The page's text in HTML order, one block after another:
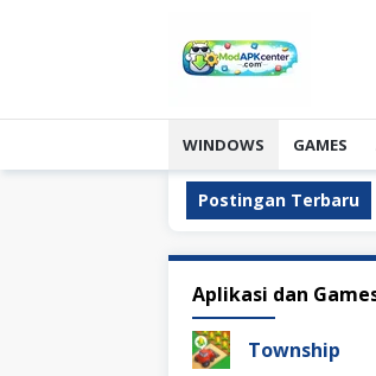
WINDOWS GAMES
Postingan Terbaru
Modapkcenter
|
Pusat
Aplikasi
Aplikasi dan
Township